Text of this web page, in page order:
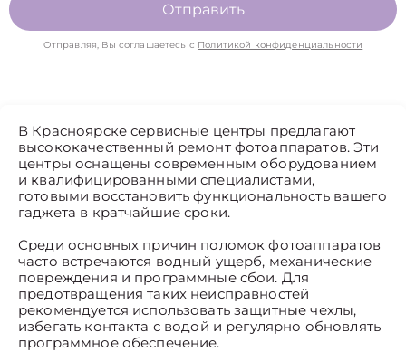
Отправить
Отправляя, Вы соглашаетесь с Политикой конфиденциальности
В Красноярске сервисные центры предлагают
высококачественный ремонт фотоаппаратов. Эти
центры оснащены современным оборудованием
и квалифицированными специалистами,
готовыми восстановить функциональность вашего
гаджета в кратчайшие сроки.
Среди основных причин поломок фотоаппаратов
часто встречаются водный ущерб, механические
повреждения и программные сбои. Для
предотвращения таких неисправностей
рекомендуется использовать защитные чехлы,
избегать контакта с водой и регулярно обновлять
программное обеспечение.